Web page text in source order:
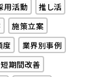
用活動
推し活
施策立案
度
業界別事例
短期間改善